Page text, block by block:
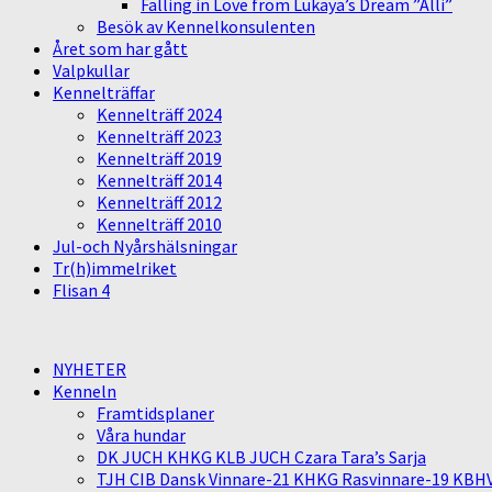
Falling in Love from Lukaya’s Dream ”Alli”
Besök av Kennelkonsulenten
Året som har gått
Valpkullar
Kennelträffar
Kennelträff 2024
Kennelträff 2023
Kennelträff 2019
Kennelträff 2014
Kennelträff 2012
Kennelträff 2010
Jul-och Nyårshälsningar
Tr(h)immelriket
Flisan 4
NYHETER
Kenneln
Framtidsplaner
Våra hundar
DK JUCH KHKG KLB JUCH Czara Tara’s Sarja
TJH CIB Dansk Vinnare-21 KHKG Rasvinnare-19